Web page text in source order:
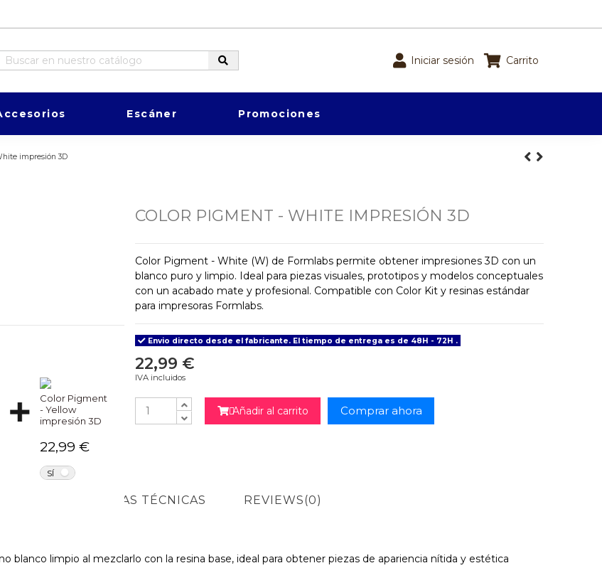
Iniciar sesión Carrito
Escáner Promociones
impresión 3D
COLOR PIGMENT - WHITE IMPRESIÓN 3D
Color Pigment - White (W) de Formlabs permite obtener impresiones 3D con un
blanco puro y limpio. Ideal para piezas visuales, prototipos y modelos conceptuales
con un acabado mate y profesional. Compatible con Color Kit y resinas estándar
para impresoras Formlabs.
Envio directo desde el fabricante. El tiempo de entrega es de 48H - 72H .
22,99 €
IVA incluidos

Añadir al carrito Comprar ahora
Color Pigment
- Yellow
impresión 3D
22,99 €
SÍ
CARACTERÍSTICAS TÉCNICAS REVIEWS(0)
limpio al mezclarlo con la resina base, ideal para obtener piezas de apariencia nítida y estética